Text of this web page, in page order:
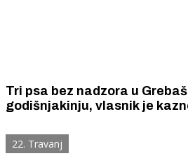
Tri psa bez nadzora u
godišnjakinju, vlasnik je
22. Travanj